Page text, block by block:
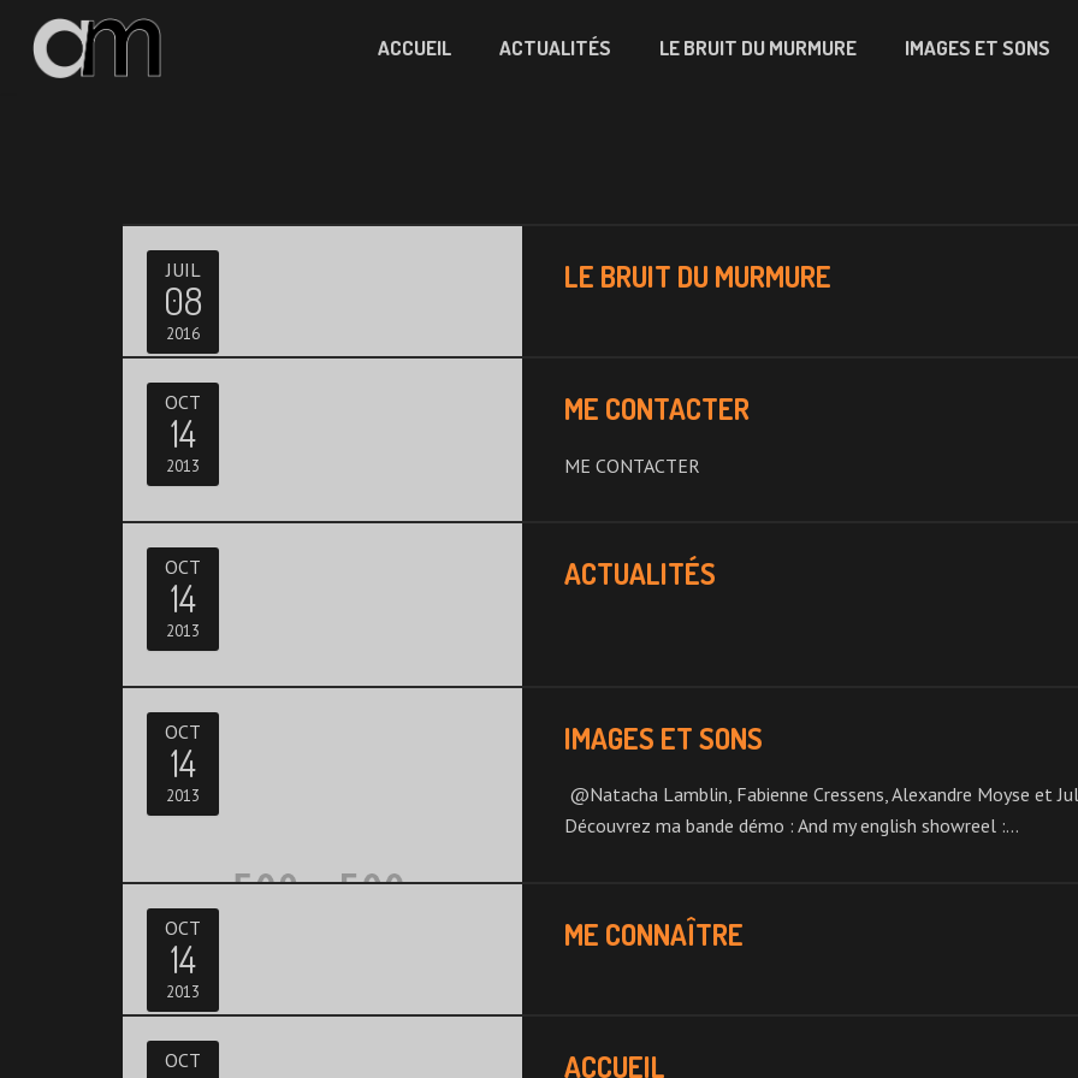
ACCUEIL ACTUALITÉS LE BRUIT DU MURMURE IMAGES ET SONS
LE BRUIT DU MURMURE
JUIL
08
2016
ME CONTACTER
OCT
14
2013 ME CONTACTER
ACTUALITÉS
OCT
14
2013
IMAGES ET SONS
OCT
14
2013
@Natacha Lamblin, Fabienne Cressens, Alexandre Moyse et
Découvrez ma bande démo : And my english showreel :…
ME CONNAÎTRE
OCT
14
2013
ACCUEIL
OCT